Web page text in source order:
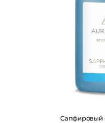
Сапфировый